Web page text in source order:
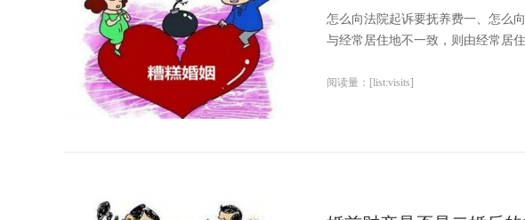
怎么向法院起诉要抚养费一、怎么
与经常居住地不一致，则由经常居
阅读量：[list:visits]